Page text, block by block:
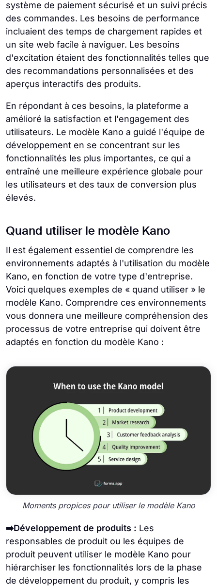
système de paiement sécurisé et un suivi précis
des commandes. Les besoins de performance
incluaient des temps de chargement rapides et
un site web facile à naviguer. Les besoins
d'excitation étaient des fonctionnalités telles que
des recommandations personnalisées et des
aperçus interactifs des produits.
En répondant à ces besoins, la plateforme a
amélioré la satisfaction et l'engagement des
utilisateurs. Le modèle Kano a guidé l'équipe de
développement en se concentrant sur les
fonctionnalités les plus importantes, ce qui a
entraîné une meilleure expérience globale pour
les utilisateurs et des taux de conversion plus
élevés.
Quand utiliser le modèle Kano
Il est également essentiel de comprendre les
environnements adaptés à l'utilisation du modèle
Kano, en fonction de votre type d'entreprise.
Voici quelques exemples de « quand utiliser » le
modèle Kano. Comprendre ces environnements
vous donnera une meilleure compréhension des
processus de votre entreprise qui doivent être
adaptés en fonction du modèle Kano :
Moments propices pour utiliser le modèle Kano
➡️Développement de produits : Les
responsables de produit ou les équipes de
produit peuvent utiliser le modèle Kano pour
hiérarchiser les fonctionnalités lors de la phase
de développement du produit, y compris les